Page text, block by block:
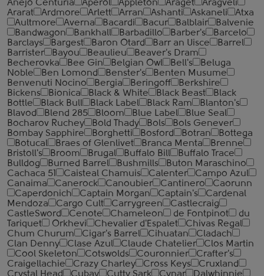
Anejo Centuria
Aperol Appleton Araget
Aragveli
Ararat
Ardmore Arlett Arran Ashanti Askaneli
Atxa
Aultmore
Averna Bacardi Bacur Balblair
Balvenie
Bandwagon
Bankhall Barbadillo Barber's
Barcelo
Barclays
Bargest Baron Otard Barr an Uisce
Barrel
Barrister
Bayou Beaulieu
Beaver's Dram
Becherovka
Bee Gin Belgian Owl Bell's
Beluga
Noble
Ben Lomond Benster's
Benten Musume
Benvenuti Nocino
Bergia Beringoff
Berkshire
Bickens
Bionica Black & White Black Beast
Black
Bottle
Black Bull Black Label Black Ram
Blanton's
Blavod
Blend 285 Bloom Blue Label
Blue Seal
Bocharov Ruchey
Bold Thady Bols
Bols Genever
Bombay Sapphire
Borghetti Bosford Botran
Bottega
Botucal
Braes of Glenlivet Branca Menta
Brenne
Bristoll's
Broom Brugal Buffalo Bill
Buffalo Trace
Bulldog
Burned Barrel Bushmills
Buton Maraschino
Cachaca 51
Caisteal Chamuis Calenter
Campo Azul
Canaima
Canerock Canoubier Cantinero
Caorunn
Caperdonich
Captain Morgan Captain's
Cardenal
Mendoza
Cargo Cult Carrygreen
Castlecraig
CastleSword
Cenote Chameleon de Fontpinot
du
Tariquet
Orkhevi Chevalier d'Espalet
Chivas Regal
Chum Churum
Cigar's Barrel Cihuatan
Cladach
Clan Denny
Clase Azul Claude Chatelier
Clos Martin
Cool Skeleton
Cotswolds Couronnier
Crafter's
Craigellachie
Crazy Charley Cross Keys
Cruxland